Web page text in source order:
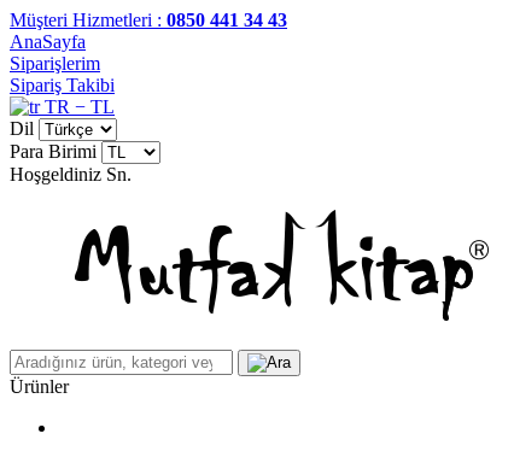
Müşteri Hizmetleri : 0850 441 34 43
AnaSayfa
Siparişlerim
Sipariş Takibi
TR − TL
Dil
Para Birimi
Hoşgeldiniz Sn.
Ürünler